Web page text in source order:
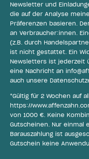
Newsletter und
die auf der Analyse
Präferenzen basieren.
an Verbraucher:innen.
(z.B. durch
ist nicht gestattet. Ein
Newsletters ist jederzeit
eine Nachricht an
auch unsere
*Gültig für 2 Wochen auf
https://
von 1000 €. Keine
Gutscheinen. Nur einmal
Barauszahlung ist
Gutschein keine